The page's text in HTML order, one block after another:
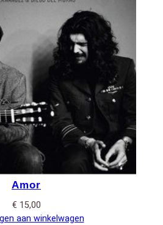
Amor
€ 15,00
aan winkelwagen